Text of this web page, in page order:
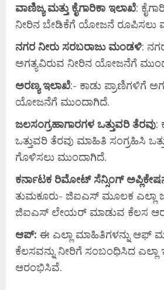
ವಾಣಿಜ್ಯಮತ್ತು ಕೈಗಾರಿಕಾ ಇಲಾಖೆ:
ನೀರಿನ ಬೇಡಿಕೆಗೆ ಯೋಜನೆ ರೂಪಿಸಲು
ನಗರ ನೀರು ಸರಬರಾಜು ಮಂಡಳಿ:
ಅಗತ್ಯವಿರುವ ನೀರಿನ ಯೋಜನೆಗೆ
ಅರಣ್ಯಇಲಾಖೆ:- ಕಾಡು ಪ್ರಾಣಿಗಳಿಗೆ
ಯೋಜನೆಗೆ ಮುಂದಾಗಿದೆ.
ಜಲಸಂಗ್ರಹಾಗಾರಗಳ ಒತ್ತುವರಿ ತೆರವು:
ಒತ್ತುವರಿ ತೆರವು ಮಾಹಿತಿ ಸಂಗ್ರಹಿಸಿ
ಗೊಳಿಸಲು ಮುಂದಾಗಿದೆ.
ಕರ್ನಾಟಕ ರಿಮೋಟ್ ಸೆನ್ಸಿಂಗ್
ತುಮಕೂರು- ಜಿಐಎಸ್ ಮೂಲಕ ಎಲ್ಲಾ
ಜಿಐಎಸ್ ಲೇಯರ್ ಮಾಡುವ ಕೆಲಸ
ಆಪ್: ಈ ಎಲ್ಲಾ ಮಾಹಿತಿಗಳನ್ನು ಆಫ್
ಕೆಲಸವನ್ನು ನೀರಿಗೆ ಸಂಬಂಧಿಸಿದ ಎಲ್ಲಾ
ಆರಂಭಿಸಿವೆ.